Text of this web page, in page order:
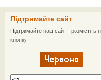
Підтримайте сайт
Підтримайте наш сайт - розмістіть
кнопку